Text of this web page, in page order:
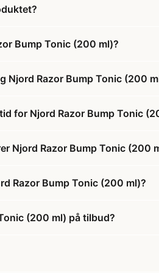
Bump Tonic (200 ml)?
Njord Razor Bump Tonic (200
for Njord Razor Bump Tonic
Njord Razor Bump Tonic (200
Razor Bump Tonic (200 ml)?
(200 ml) på tilbud?